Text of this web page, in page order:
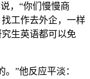
，“你们慢慢商
工作去外企，一样
生英语都可以免
”他反应平淡：